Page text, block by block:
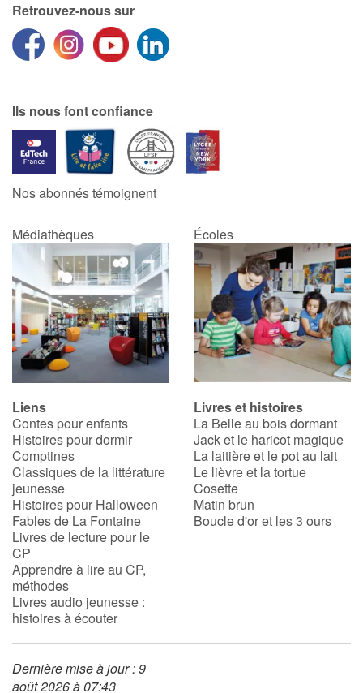
Retrouvez-nous sur
Ils nous font confiance
Nos abonnés témoignent
Médiathèques Écoles
Liens
Contes pour enfants
Histoires pour dormir
Comptines
Classiques de la littérature
jeunesse
Histoires pour Halloween
Fables de La Fontaine
Livres de lecture pour le
CP
Apprendre à lire au CP,
méthodes
Livres audio jeunesse :
histoires à écouter
Livres et histoires
La Belle au bois dormant
Jack et le haricot magique
La laitière et le pot au lait
Le lièvre et la tortue
Cosette
Matin brun
Boucle d'or et les 3 ours
Dernière mise à jour : 9
août 2026 à 07:43